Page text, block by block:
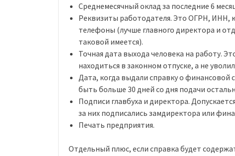
Среднемесячный оклад за последние 6
Реквизиты работодателя. Это ОГРН, ИНН,
телефоны (лучше главного директора и
таковой имеется).
Точная дата выхода человека на работу.
находиться в законном отпуске, а не
Дата, когда выдали справку о финансовой
быть больше 30 дней со дня подачи
Подписи главбуха и директора.
за них подписались замдиректора или
Печать предприятия.
Отдельный плюс, если справка будет